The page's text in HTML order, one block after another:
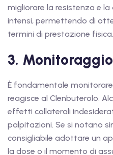
migliorare la resistenza e
intensi, permettendo di
termini di prestazione fisica.
3.
È fondamentale
reagisce al Clenbuterolo.
effetti collaterali
palpitazioni. Se si notano
consigliabile adottare un
la dose o il momento di